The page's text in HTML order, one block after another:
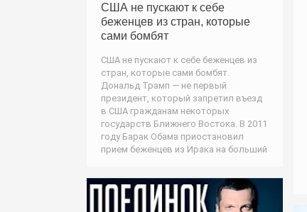
США не пускают к себе
беженцев из стран, которые
сами бомбят
США не пускают к себе беженцев из
стран, которые сами бомбят.
Дональд Трамп — не первый
президент, который запретил въезд
в США гражданам некоторых
государств Ближнего Востока. В 2011
году Барак Обама приостановил
прием беженцев из Ирака на больший